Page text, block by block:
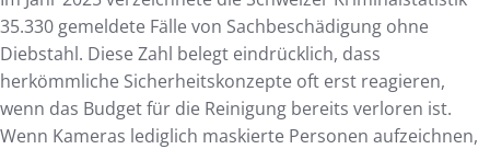
35.330 gemeldete Fälle von Sachbeschädigung ohne
Diebstahl. Diese Zahl belegt eindrücklich, dass
herkömmliche Sicherheitskonzepte oft erst reagieren,
wenn das Budget für die Reinigung bereits verloren ist.
Wenn Kameras lediglich maskierte Personen aufzeichnen,